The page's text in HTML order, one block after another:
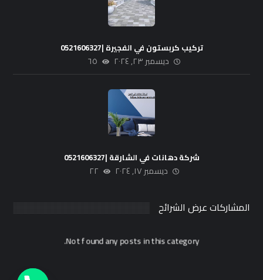
تركيب كربستون في الفجيرة |0521606327
ديسمبر ٢٣, ٢٠٢٤ ٦٥
شركة دهانات في الشارقة |0521606327
ديسمبر ١٧, ٢٠٢٤ ٢٢
المشاركات عرض الشرائح
Not found any posts in this category.